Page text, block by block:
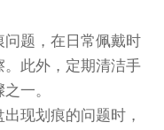
题，在日常佩戴时
此外，定期清洁手
一。
现划痕的问题时，